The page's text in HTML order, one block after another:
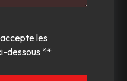
les
dessous **